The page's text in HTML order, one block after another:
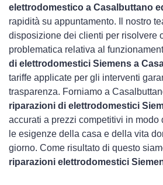
elettrodomestico a Casalbuttano
rapidità su appuntamento. Il nostro
disposizione dei clienti per risolvere
problematica relativa al
di elettrodomestici Siemens a
tariffe applicate per gli interventi
trasparenza. Forniamo a
riparazioni di elettrodomestici
accurati a prezzi competitivi in modo
le esigenze della casa e della vita
giorno. Come risultato di questo
riparazioni elettrodomestici